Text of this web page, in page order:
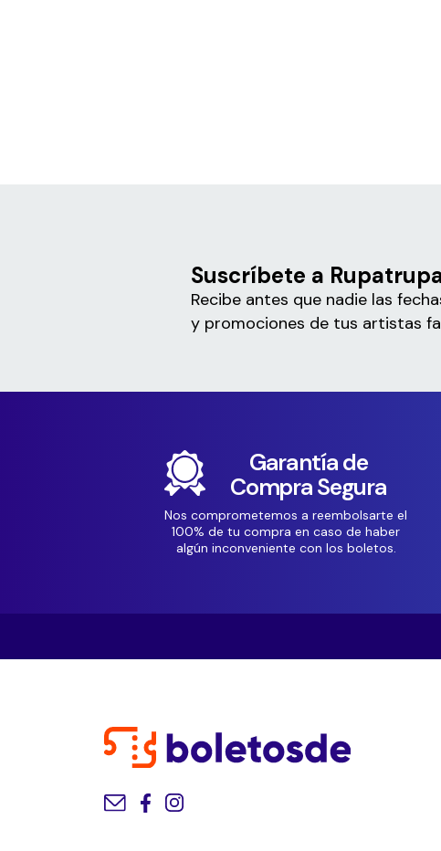
Suscríbete a
Recibe antes que nadie las
y promociones de tus artistas
Garantía de
Compra Segura
Nos comprometemos a reembolsarte el
100% de tu compra en caso de haber
algún inconveniente con los boletos.